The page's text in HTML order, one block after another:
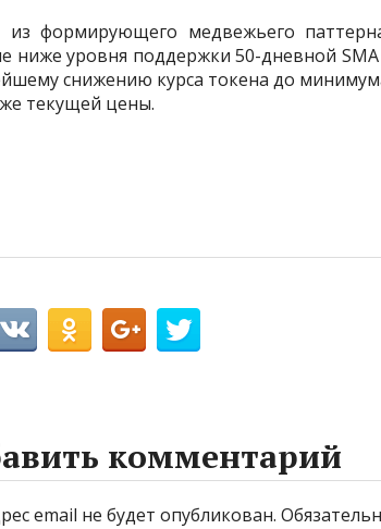
из формирующего медвежьего
ниже уровня поддержки 50-дневной
снижению курса токена до
текущей цены.
комментарий
email не будет опубликован.